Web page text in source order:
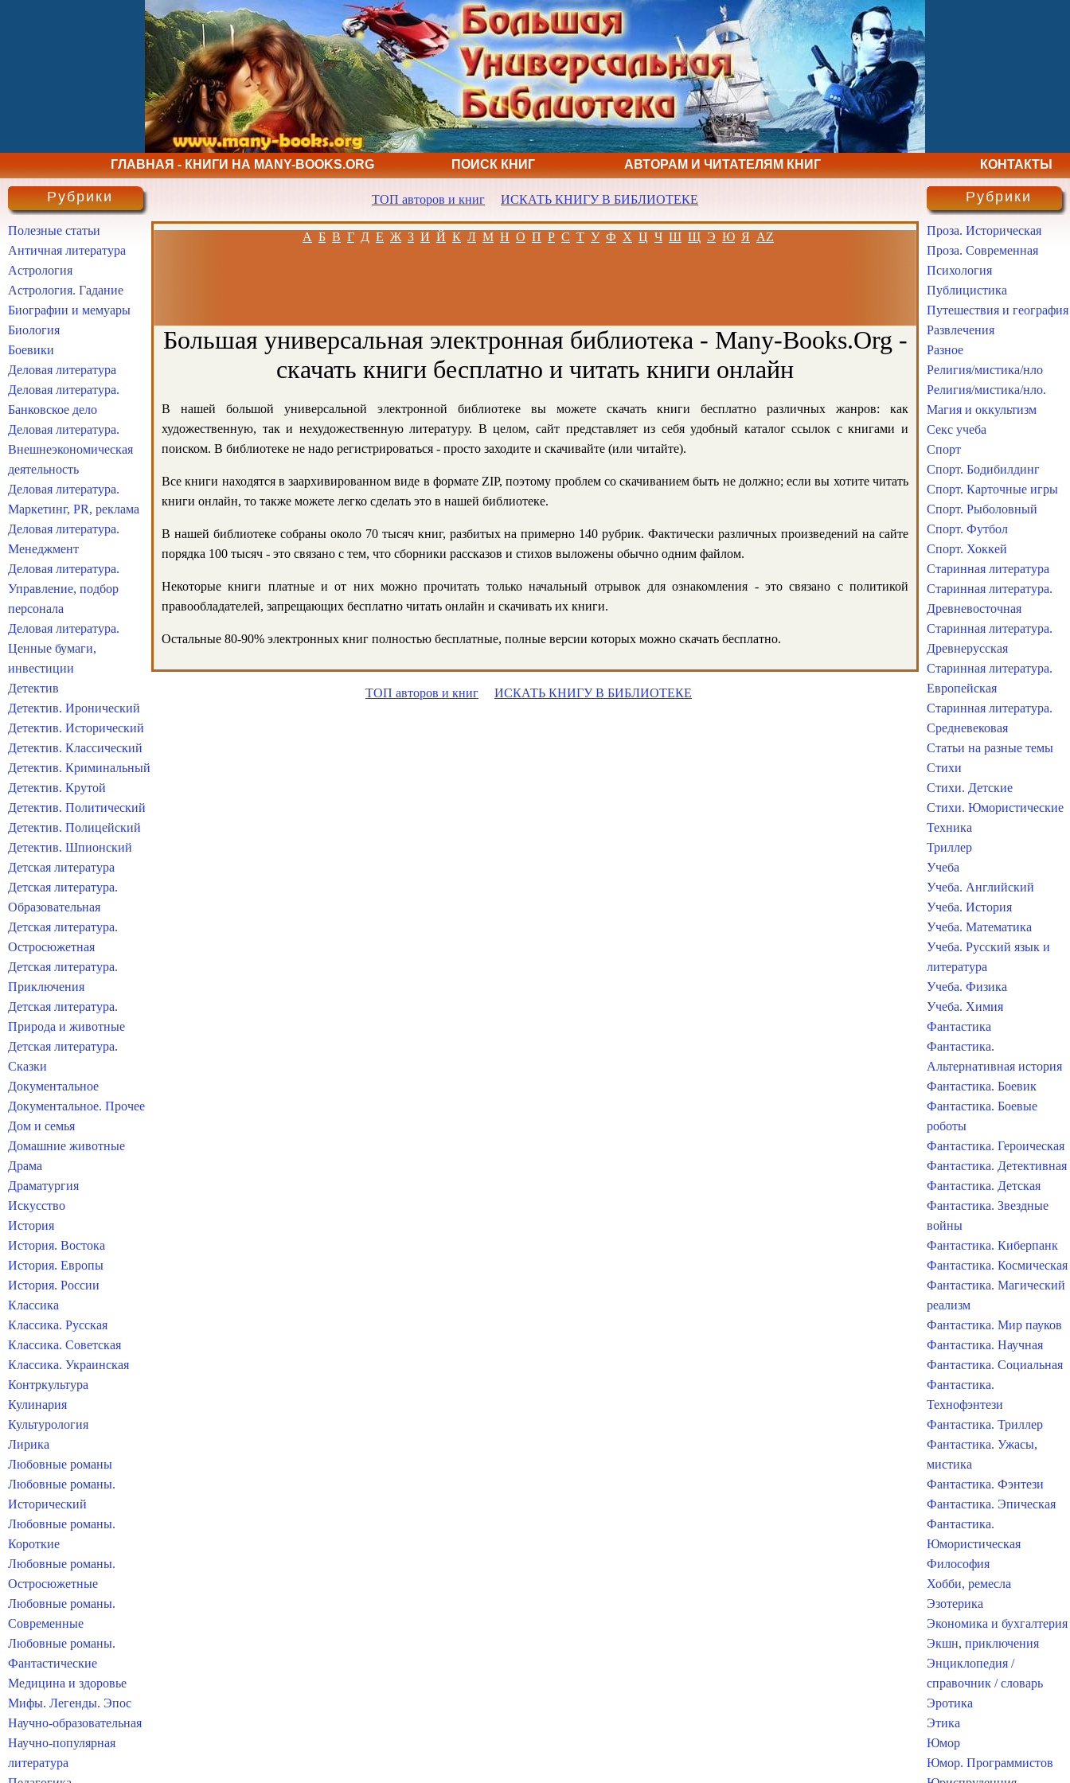
ГЛАВНАЯ - КНИГИ НА MANY-BOOKS.ORG ПОИСК КНИГ АВТОРАМ И ЧИТАТЕЛЯМ КНИГ КОНТАКТЫ
ТОП авторов и книг ИСКАТЬ КНИГУ В БИБЛИОТЕКЕ
А Б В Г Д Е Ж З И Й К Л М Н О П Р С Т У Ф Х Ц Ч Ш Щ Э Ю Я AZ
Большая универсальная электронная библиотека - Many-Books.Org -
скачать книги бесплатно и читать книги онлайн
В нашей большой универсальной электронной библиотеке вы можете скачать книги бесплатно различных жанров: как
художественную, так и нехудожественную литературу. В целом, сайт представляет из себя удобный каталог ссылок с книгами и
поиском. В библиотеке не надо регистрироваться - просто заходите и скачивайте (или читайте).
Все книги находятся в заархивированном виде в формате ZIP, поэтому проблем со скачиванием быть не должно; если вы хотите читать
книги онлайн, то также можете легко сделать это в нашей библиотеке.
В нашей библиотеке собраны около 70 тысяч книг, разбитых на примерно 140 рубрик. Фактически различных произведений на сайте
порядка 100 тысяч - это связано с тем, что сборники рассказов и стихов выложены обычно одним файлом.
Некоторые книги платные и от них можно прочитать только начальный отрывок для ознакомления - это связано с политикой
правообладателей, запрещающих бесплатно читать онлайн и скачивать их книги.
Остальные 80-90% электронных книг полностью бесплатные, полные версии которых можно скачать бесплатно.
ТОП авторов и книг ИСКАТЬ КНИГУ В БИБЛИОТЕКЕ
Рубрики
Полезные статьи
Античная литература
Астрология
Астрология. Гадание
Биографии и мемуары
Биология
Боевики
Деловая литература
Деловая литература.
Банковское дело
Деловая литература.
Внешнеэкономическая
деятельность
Деловая литература.
Маркетинг, PR, реклама
Деловая литература.
Менеджмент
Деловая литература.
Управление, подбор
персонала
Деловая литература.
Ценные бумаги,
инвестиции
Детектив
Детектив. Иронический
Детектив. Исторический
Детектив. Классический
Детектив. Криминальный
Детектив. Крутой
Детектив. Политический
Детектив. Полицейский
Детектив. Шпионский
Детская литература
Детская литература.
Образовательная
Детская литература.
Остросюжетная
Детская литература.
Приключения
Детская литература.
Природа и животные
Детская литература.
Сказки
Документальное
Документальное. Прочее
Дом и семья
Домашние животные
Драма
Драматургия
Искусство
История
История. Востока
История. Европы
История. России
Классика
Классика. Русская
Классика. Советская
Классика. Украинская
Контркультура
Кулинария
Культурология
Лирика
Любовные романы
Любовные романы.
Исторический
Любовные романы.
Короткие
Любовные романы.
Остросюжетные
Любовные романы.
Современные
Любовные романы.
Фантастические
Медицина и здоровье
Мифы. Легенды. Эпос
Научно-образовательная
Научно-популярная
литература
Рубрики
Проза. Историческая
Проза. Современная
Психология
Публицистика
Путешествия и география
Развлечения
Разное
Религия/мистика/нло
Религия/мистика/нло.
Магия и оккультизм
Секс учеба
Спорт
Спорт. Бодибилдинг
Спорт. Карточные игры
Спорт. Рыболовный
Спорт. Футбол
Спорт. Хоккей
Старинная литература
Старинная литература.
Древневосточная
Старинная литература.
Древнерусская
Старинная литература.
Европейская
Старинная литература.
Средневековая
Статьи на разные темы
Стихи
Стихи. Детские
Стихи. Юмористические
Техника
Триллер
Учеба
Учеба. Английский
Учеба. История
Учеба. Математика
Учеба. Русский язык и
литература
Учеба. Физика
Учеба. Химия
Фантастика
Фантастика.
Альтернативная история
Фантастика. Боевик
Фантастика. Боевые
роботы
Фантастика. Героическая
Фантастика. Детективная
Фантастика. Детская
Фантастика. Звездные
войны
Фантастика. Киберпанк
Фантастика. Космическая
Фантастика. Магический
реализм
Фантастика. Мир пауков
Фантастика. Научная
Фантастика. Социальная
Фантастика.
Технофэнтези
Фантастика. Триллер
Фантастика. Ужасы,
мистика
Фантастика. Фэнтези
Фантастика. Эпическая
Фантастика.
Юмористическая
Философия
Хобби, ремесла
Эзотерика
Экономика и бухгалтерия
Экшн, приключения
Энциклопедия /
справочник / словарь
Эротика
Этика
Юмор
Юмор. Программистов